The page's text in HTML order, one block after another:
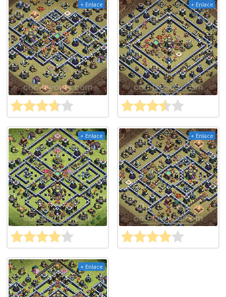
+ Enlace + Enlace
+ Enlace + Enlace
+ Enlace